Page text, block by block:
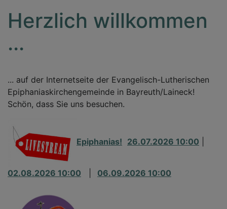
Herzlich willkommen
...
... auf der Internetseite der Evangelisch-Lutherischen
Epiphaniaskirchengemeinde in Bayreuth/Laineck!
Schön, dass Sie uns besuchen.
Epiphanias! 26.07.2026 10:00
02.08.2026 10:00 06.09.2026 10:00